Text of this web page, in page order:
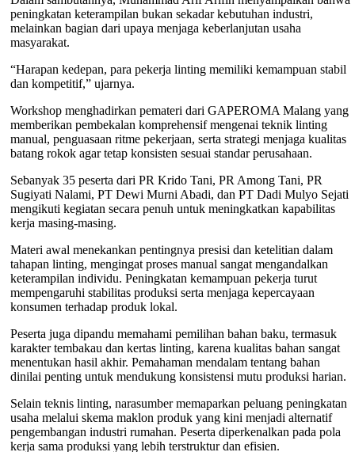
peningkatan keterampilan bukan sekadar kebutuhan industri,
melainkan bagian dari upaya menjaga keberlanjutan usaha
masyarakat.
“Harapan kedepan, para pekerja linting memiliki kemampuan stabil
dan kompetitif,” ujarnya.
Workshop menghadirkan pemateri dari GAPEROMA Malang yang
memberikan pembekalan komprehensif mengenai teknik linting
manual, penguasaan ritme pekerjaan, serta strategi menjaga kualitas
batang rokok agar tetap konsisten sesuai standar perusahaan.
Sebanyak 35 peserta dari PR Krido Tani, PR Among Tani, PR
Sugiyati Nalami, PT Dewi Murni Abadi, dan PT Dadi Mulyo Sejati
mengikuti kegiatan secara penuh untuk meningkatkan kapabilitas
kerja masing-masing.
Materi awal menekankan pentingnya presisi dan ketelitian dalam
tahapan linting, mengingat proses manual sangat mengandalkan
keterampilan individu. Peningkatan kemampuan pekerja turut
mempengaruhi stabilitas produksi serta menjaga kepercayaan
konsumen terhadap produk lokal.
Peserta juga dipandu memahami pemilihan bahan baku, termasuk
karakter tembakau dan kertas linting, karena kualitas bahan sangat
menentukan hasil akhir. Pemahaman mendalam tentang bahan
dinilai penting untuk mendukung konsistensi mutu produksi harian.
Selain teknis linting, narasumber memaparkan peluang peningkatan
usaha melalui skema maklon produk yang kini menjadi alternatif
pengembangan industri rumahan. Peserta diperkenalkan pada pola
kerja sama produksi yang lebih terstruktur dan efisien.